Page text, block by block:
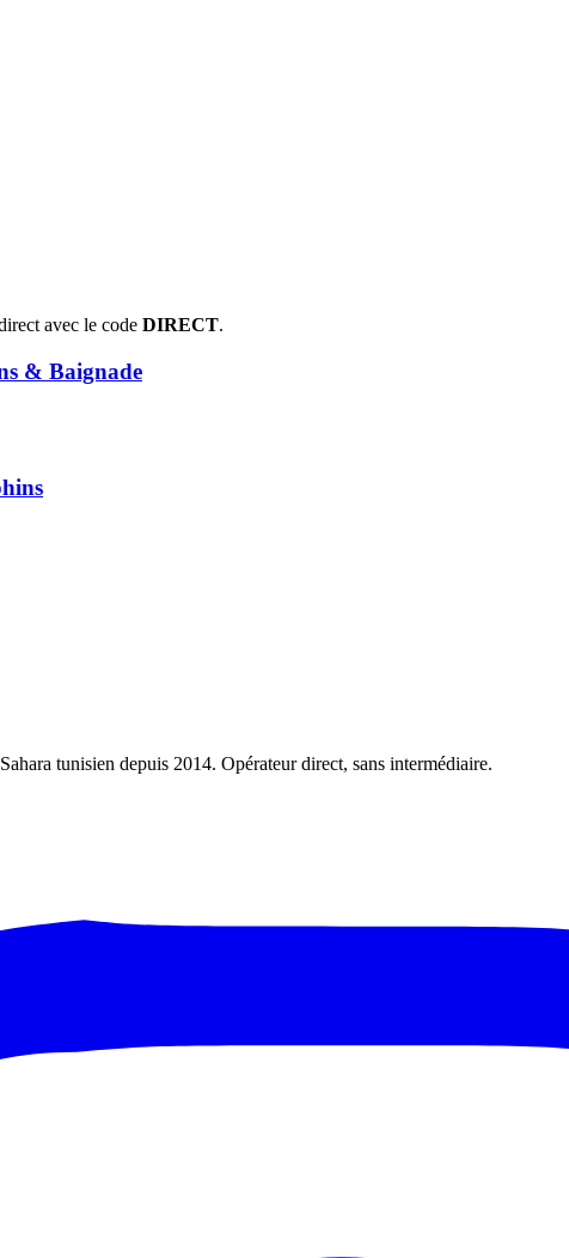
avec le code DIRECT.
& Baignade
tunisien depuis 2014. Opérateur direct, sans intermédiaire.